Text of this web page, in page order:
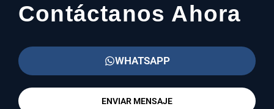
Contáctanos Ahora
WHATSAPP
ENVIAR MENSAJE